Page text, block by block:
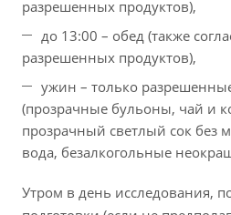
разрешенных продуктов),
до 13:00 – обед (также
разрешенных продуктов),
ужин – только
(прозрачные бульоны, чай и
прозрачный светлый сок без
вода, безалкогольные
Утром в день исследования,